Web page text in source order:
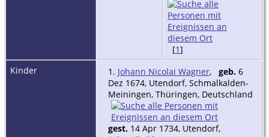
[1]
Kinder
1. Johann Nicolai Wagner, geb. 6
Dez 1674, Utendorf, Schmalkalden-
Meiningen, Thüringen, Deutschland
gest. 14 Apr 1734, Utendorf,